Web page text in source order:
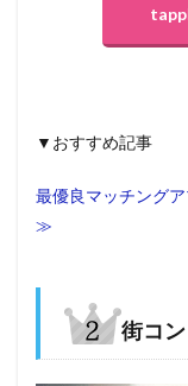
▼おすすめ記事
最優良マッチング
≫
街コン